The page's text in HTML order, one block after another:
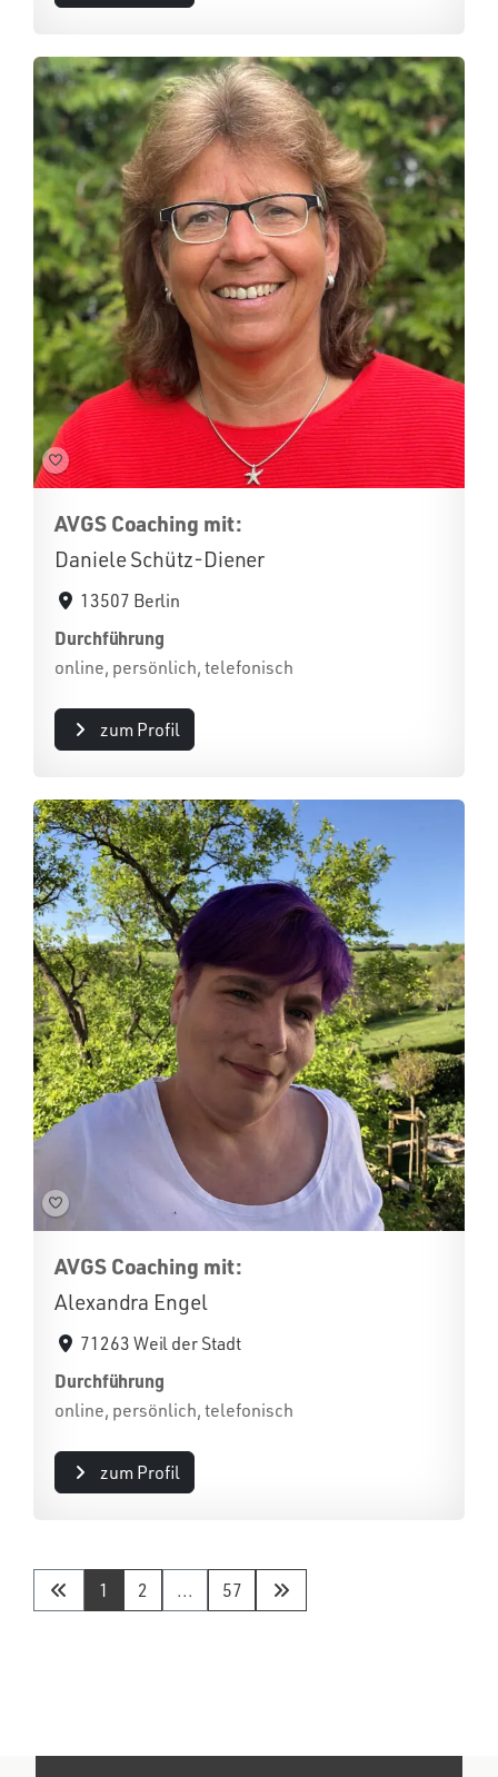
AVGS Coaching mit:
Daniele Schütz-Diener
13507 Berlin
Durchführung
online, persönlich, telefonisch
zum Profil
AVGS Coaching mit:
Alexandra Engel
71263 Weil der Stadt
Durchführung
online, persönlich, telefonisch
zum Profil
1 2 ... 57